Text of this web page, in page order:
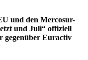
und den Mercosur-
und Juli“ offiziell
gegenüber Euractiv